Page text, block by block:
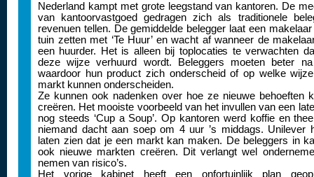
Nederland kampt met grote leegstand van kantoren. De
van kantoorvastgoed gedragen zich als traditionele
revenuen tellen. De gemiddelde belegger laat een
tuin zetten met ‘Te Huur’ en wacht af wanneer de
een huurder. Het is alleen bij toplocaties te verwachten
deze wijze verhuurd wordt. Beleggers moeten beter
waardoor hun product zich onderscheid of op welke
markt kunnen onderscheiden.
Ze kunnen ook nadenken over hoe ze nieuwe behoeften
creëren. Het mooiste voorbeeld van het invullen van een
nog steeds ‘Cup a Soup’. Op kantoren werd koffie en
niemand dacht aan soep om 4 uur ’s middags. Unilever
laten zien dat je een markt kan maken. De beleggers in
ook nieuwe markten creëren. Dit verlangt wel
nemen van risico’s.
Het vorige kabinet heeft een onfortuinlijk plan